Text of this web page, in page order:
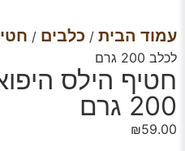
עמוד הבית / כלבים /
לכלב 200 גרם
חטיף הילס
200 גרם
₪59.00